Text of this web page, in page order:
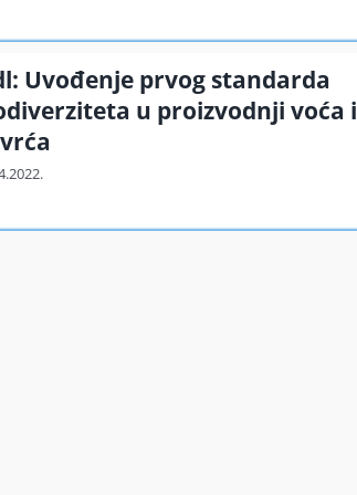
Uvođenje prvog standarda
u proizvodnji voća i